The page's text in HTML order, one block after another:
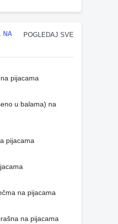
POGLEDAJ SVE
NA
pijacama
u balama) na
pijacama
na pijacama
na pijacama